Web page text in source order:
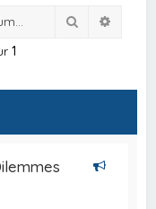
Rechercher
1